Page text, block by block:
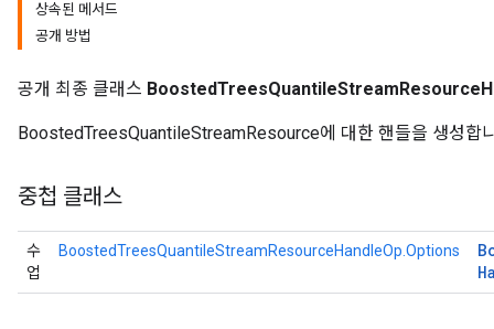
상속된 메서드
공개 방법
공개 최종 클래스
BoostedTreesQuantileStreamResource에 대한 핸들을 생성합
중첩 클래스
수
업
BoostedTreesQuantileStreamResourceHandleOp.Options